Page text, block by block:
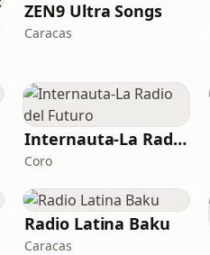
ZEN9 Ultra Songs
Caracas
Internauta-La Radio del Futuro
Coro
Radio Latina Baku
Caracas